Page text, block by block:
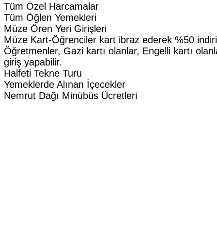
Tüm Özel Harcamalar
Tüm Öğlen Yemekleri
Müze Ören Yeri Girişleri
Müze Kart-Öğrenciler kart ibraz ederek %50
Öğretmenler, Gazi kartı olanlar, Engelli kartı
giriş yapabilir.
Halfeti Tekne Turu
Yemeklerde Alınan İçecekler
Nemrut Dağı Minübüs Ücretleri